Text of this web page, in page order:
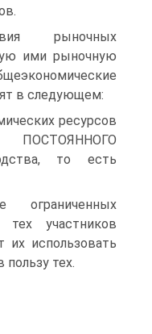
рыночных
ими рыночную
в следующем:
ресурсов
то есть
ограниченных
участников
их использовать
тех.